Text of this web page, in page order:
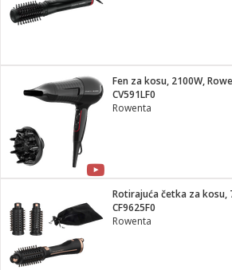
CV591LF0
Rowenta
CF9625F0
Rowenta